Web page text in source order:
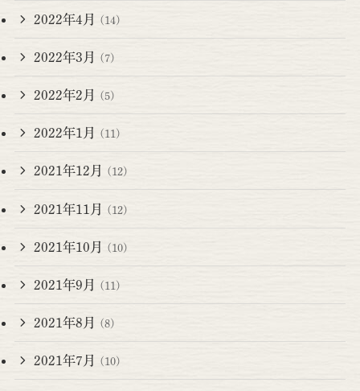
2022年4月 (14)
2022年3月 (7)
2022年2月 (5)
2022年1月 (11)
2021年12月 (12)
2021年11月 (12)
2021年10月 (10)
2021年9月 (11)
2021年8月 (8)
2021年7月 (10)